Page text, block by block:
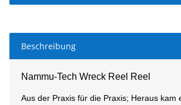
Beschreibung
Nammu-Tech Wreck Reel Reel
Aus der Praxis für die Praxis; Heraus kam